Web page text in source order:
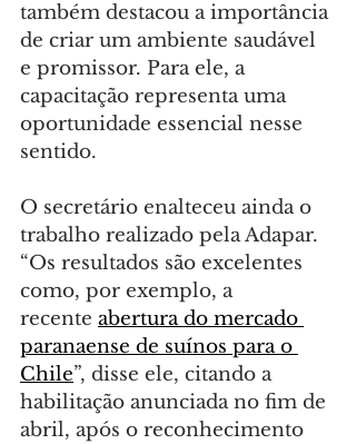
também destacou a importância
de criar um ambiente saudável
e promissor. Para ele, a
capacitação representa uma
oportunidade essencial nesse
sentido.
O secretário enalteceu ainda o
trabalho realizado pela Adapar.
“Os resultados são excelentes
como, por exemplo, a
recente abertura do mercado
paranaense de suínos para o
Chile”, disse ele, citando a
habilitação anunciada no fim de
abril, após o reconhecimento